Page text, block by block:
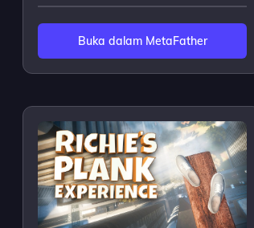
Buka dalam MetaFather